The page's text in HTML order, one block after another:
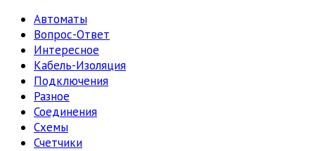
Автоматы
Вопрос-Ответ
Интересное
Кабель-Изоляция
Подключения
Разное
Соединения
Схемы
Счетчики